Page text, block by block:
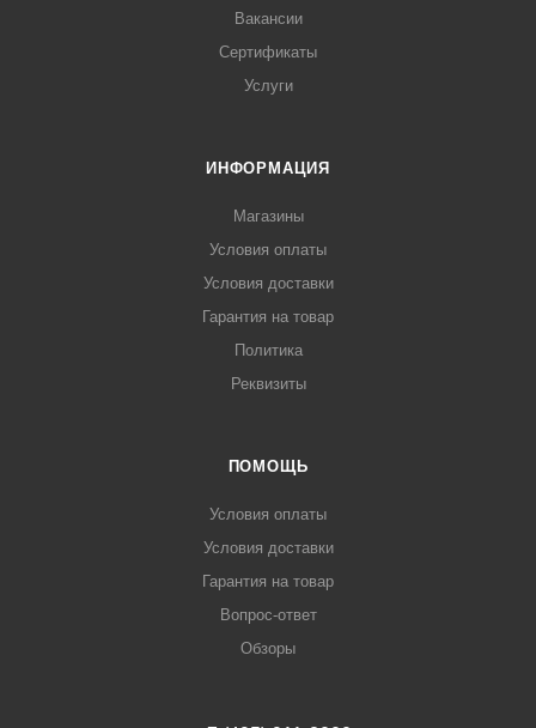
Вакансии
Сертификаты
Услуги
ИНФОРМАЦИЯ
Магазины
Условия оплаты
Условия доставки
Гарантия на товар
Политика
Реквизиты
ПОМОЩЬ
Условия оплаты
Условия доставки
Гарантия на товар
Вопрос-ответ
Обзоры